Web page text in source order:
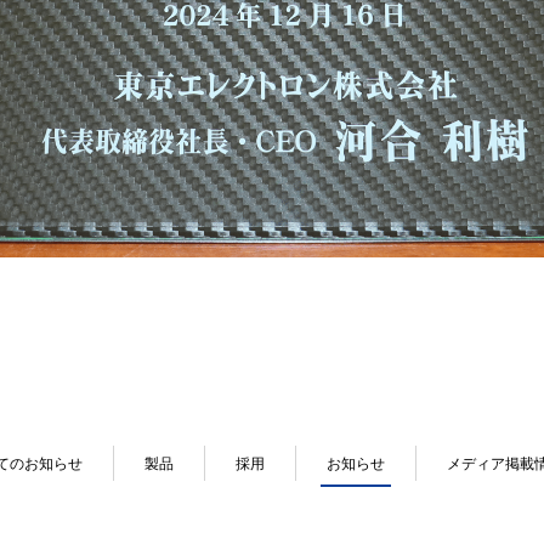
のお知らせ 製品 採用 お知らせ メディア掲載